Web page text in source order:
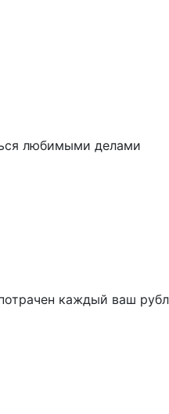
любимыми делами
каждый ваш